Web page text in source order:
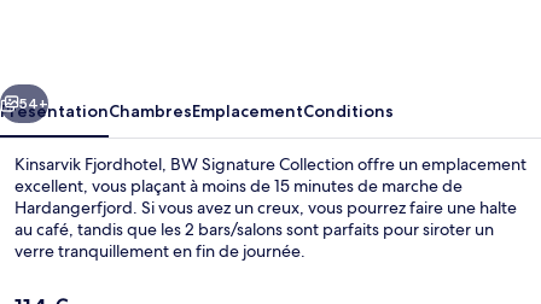
Collection
Suivant
54+
PrésentationChambresEmplacementConditions
Kinsarvik Fjordhotel, BW Signature Collection offre un emplacement
excellent, vous plaçant à moins de 15 minutes de marche de
Hardangerfjord. Si vous avez un creux, vous pourrez faire une halte
au café, tandis que les 2 bars/salons sont parfaits pour siroter un
verre tranquillement en fin de journée.